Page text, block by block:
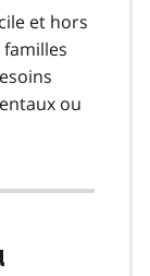
et hors
ou